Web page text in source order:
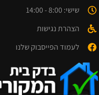
שישי: 8:00 - 14:00
הצהרת נגישות
לעמוד הפייסבוק שלנו